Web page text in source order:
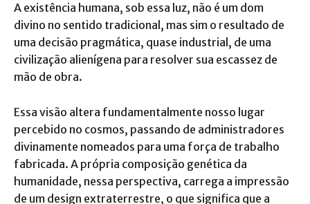
A existência humana, sob essa luz, não é um dom
divino no sentido tradicional, mas sim o resultado de
uma decisão pragmática, quase industrial, de uma
civilização alienígena para resolver sua escassez de
mão de obra.
Essa visão altera fundamentalmente nosso lugar
percebido no cosmos, passando de administradores
divinamente nomeados para uma força de trabalho
fabricada. A própria composição genética da
humanidade, nessa perspectiva, carrega a impressão
de um design extraterrestre, o que significa que a